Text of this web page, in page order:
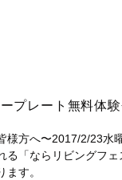
プレート無料体
様方へ〜2017/2/23水
る「ならリビングフ
す。